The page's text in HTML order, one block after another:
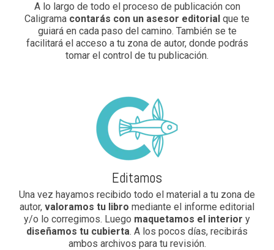
A lo largo de todo el proceso de publicación con
Caligrama contarás con un asesor editorial que te
guiará en cada paso del camino. También se te
facilitará el acceso a tu zona de autor, donde podrás
tomar el control de tu publicación.
Editamos
Una vez hayamos recibido todo el material a tu zona de
autor, valoramos tu libro mediante el informe editorial
y/o lo corregimos. Luego maquetamos el interior y
diseñamos tu cubierta. A los pocos días, recibirás
ambos archivos para tu revisión.